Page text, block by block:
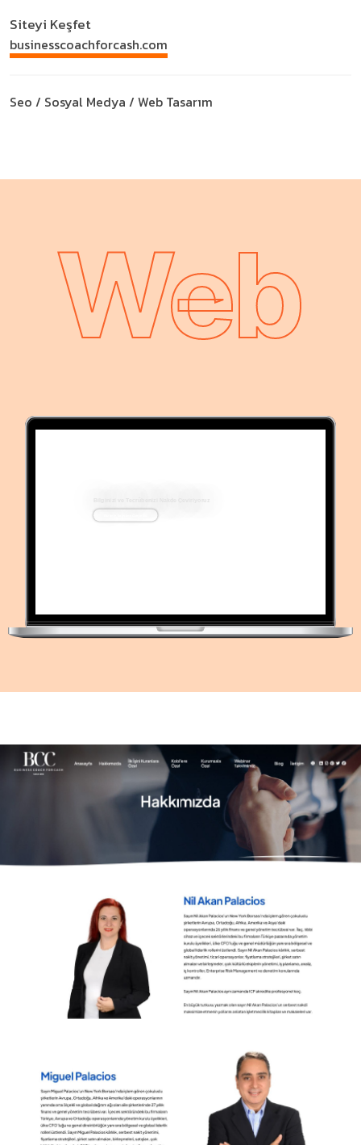
Siteyi Keşfet
businesscoachforcash.com
Seo / Sosyal Medya / Web Tasarım
Web